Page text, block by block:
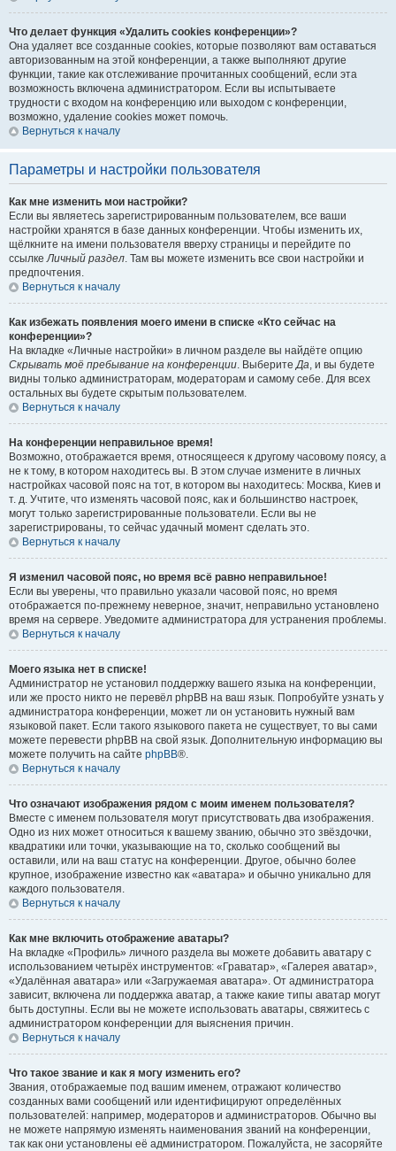
Что делает функция «Удалить cookies конференции»?
Она удаляет все созданные cookies, которые позволяют вам оставаться
авторизованным на этой конференции, а также выполняют другие
функции, такие как отслеживание прочитанных сообщений, если эта
возможность включена администратором. Если вы испытываете
трудности с входом на конференцию или выходом с конференции,
возможно, удаление cookies может помочь.
Вернуться к началу
Параметры и настройки пользователя
Как мне изменить мои настройки?
Если вы являетесь зарегистрированным пользователем, все ваши
настройки хранятся в базе данных конференции. Чтобы изменить их,
щёлкните на имени пользователя вверху страницы и перейдите по
ссылкеЛичный раздел. Там вы можете изменить все свои настройки и
предпочтения.
Вернуться к началу
Как избежать появления моего имени в списке «Кто сейчас на
конференции»?
На вкладке «Личные настройки» в личном разделе вы найдёте опцию
Скрывать моё пребывание на конференции. ВыберитеДа, и вы будете
видны только администраторам, модераторам и самому себе. Для всех
остальных вы будете скрытым пользователем.
Вернуться к началу
На конференции неправильное время!
Возможно, отображается время, относящееся к другому часовому поясу, а
не к тому, в котором находитесь вы. В этом случае измените в личных
настройках часовой пояс на тот, в котором вы находитесь: Москва, Киев и
т. д. Учтите, что изменять часовой пояс, как и большинство настроек,
могут только зарегистрированные пользователи. Если вы не
зарегистрированы, то сейчас удачный момент сделать это.
Вернуться к началу
Я изменил часовой пояс, но время всё равно неправильное!
Если вы уверены, что правильно указали часовой пояс, но время
отображается по-прежнему неверное, значит, неправильно установлено
время на сервере. Уведомите администратора для устранения проблемы.
Вернуться к началу
Моего языка нет в списке!
Администратор не установил поддержку вашего языка на конференции,
или же просто никто не перевёл phpBB на ваш язык. Попробуйте узнать у
администратора конференции, может ли он установить нужный вам
языковой пакет. Если такого языкового пакета не существует, то вы сами
можете перевести phpBB на свой язык. Дополнительную информацию вы
можете получить на сайте phpBB®.
Вернуться к началу
Что означают изображения рядом с моим именем пользователя?
Вместе с именем пользователя могут присутствовать два изображения.
Одно из них может относиться к вашему званию, обычно это звёздочки,
квадратики или точки, указывающие на то, сколько сообщений вы
оставили, или на ваш статус на конференции. Другое, обычно более
крупное, изображение известно как «аватара» и обычно уникально для
каждого пользователя.
Вернуться к началу
Как мне включить отображение аватары?
На вкладке «Профиль» личного раздела вы можете добавить аватару с
использованием четырёх инструментов: «Граватар», «Галерея аватар»,
«Удалённая аватара» или «Загружаемая аватара». От администратора
зависит, включена ли поддержка аватар, а также какие типы аватар могут
быть доступны. Если вы не можете использовать аватары, свяжитесь с
администратором конференции для выяснения причин.
Вернуться к началу
Что такое звание и как я могу изменить его?
Звания, отображаемые под вашим именем, отражают количество
созданных вами сообщений или идентифицируют определённых
пользователей: например, модераторов и администраторов. Обычно вы
не можете напрямую изменять наименования званий на конференции,
так как они установлены её администратором. Пожалуйста, не засоряйте